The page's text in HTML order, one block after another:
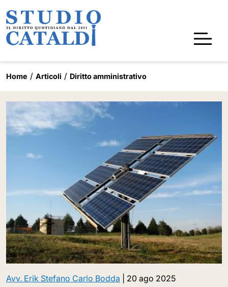
Home Articoli Diritto amministrativo
Avv. Erik Stefano Carlo Bodda 20 ago 2025